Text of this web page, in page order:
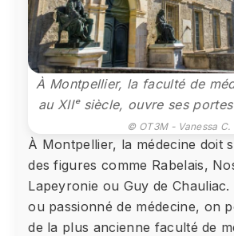
À Montpellier, la faculté de
au XIIᵉ siècle, ouvre ses
© OT3M - Vanessa C.
À Montpellier, la médecine doit
des figures comme Rabelais,
Lapeyronie ou Guy de
ou passionné de médecine, on
de la plus ancienne faculté de